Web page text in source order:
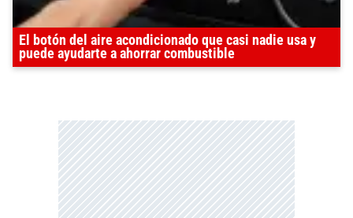
El botón del aire acondicionado que casi nadie usa y
puede ayudarte a ahorrar combustible